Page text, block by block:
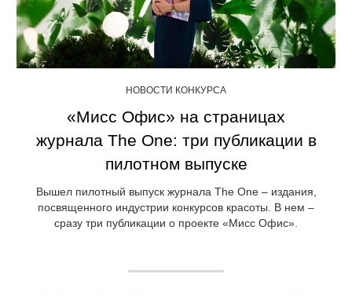
НОВОСТИ КОНКУРСА
«Мисс Офис» на страницах
журнала The One: три публикации в
пилотном выпуске
Вышел пилотный выпуск журнала The One – издания,
посвященного индустрии конкурсов красоты. В нем –
сразу три публикации о проекте «Мисс Офис».